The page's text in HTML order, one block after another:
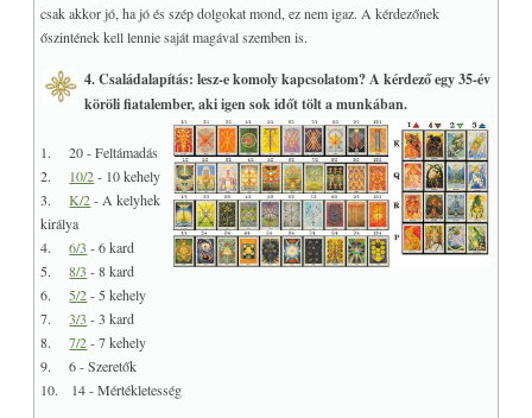
csak akkor jó, ha jó és szép dolgokat mond, ez nem igaz. A kérdezőnek
őszintének kell lennie saját magával szemben is.
4. Családalapítás: lesz-e komoly kapcsolatom? A kérdező egy 35-év
köröli fiatalember, aki igen sok időt tölt a munkában.
1. 20 - Feltámadás
2. 10/2- 10 kehely
3.K/2- A kelyhek
királya
4.6/3 - 6 kard
5.8/3 - 8 kard
6. 5/2- 5 kehely
7.3/3 - 3 kard
8.7/2- 7 kehely
9. 6 - Szeretők
10. 14 - Mértékletesség